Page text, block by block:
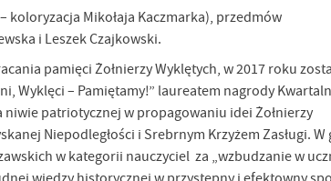
koloryzacja Mikołaja Kaczmarka), przedmów
i Leszek Czajkowski.
pamięci Żołnierzy Wyklętych, w 2017 roku
Wyklęci – Pamiętamy!” laureatem nagrody
niwie patriotycznej w propagowaniu idei Żołnierzy
Niepodległości i Srebrnym Krzyżem Zasługi.
w kategorii nauczyciel za „wzbudzanie w